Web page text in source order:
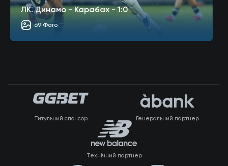
ЛК. Динамо - Карабах - 1:0
69 Фото
Титульний спонсор Генеральний партнер
Технічний партнер